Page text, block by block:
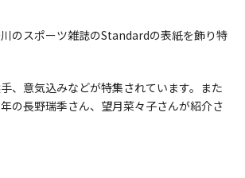
のスポーツ雑誌のStandardの表紙を飾り特
、意気込みなどが特集されています。また
の長野瑞季さん、望月菜々子さんが紹介さ